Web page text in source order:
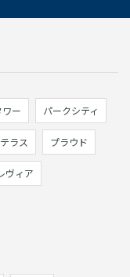
ー パークシティ
ラス プラウド
ヴィア